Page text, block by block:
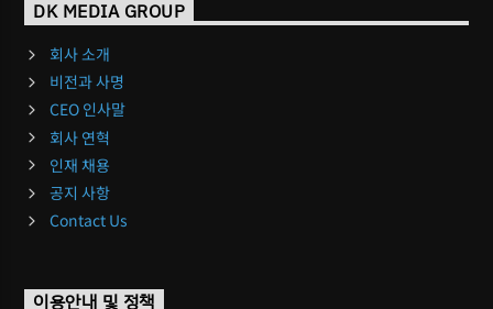
DK MEDIA GROUP
회사 소개
비전과 사명
CEO 인사말
회사 연혁
인재 채용
공지 사항
Contact Us
이용안내 및 정책